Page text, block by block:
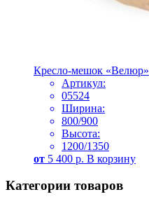
Кресло-мешок «Велюр»
Артикул:
05524
Ширина:
800/900
Высота:
1200/1350
от 5 400 р. В корзину
Категории товаров